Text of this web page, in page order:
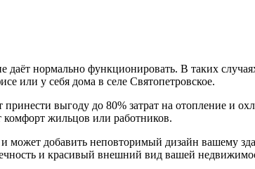
нормально функционировать. В таких
или у себя дома в селе Святопетровское.
выгоду до 80% затрат на отопление и
жильцов или работников.
может добавить неповторимый дизайн вашему
и красивый внешний вид вашей